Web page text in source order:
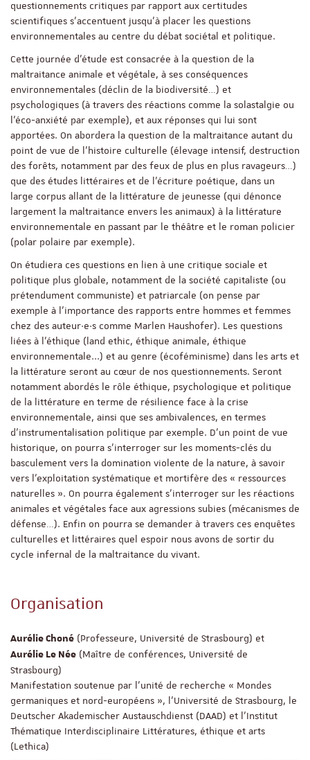
questionnements critiques par rapport aux certitudes
scientifiques s’accentuent jusqu’à placer les questions
environnementales au centre du débat sociétal et politique.
Cette journée d’étude est consacrée à la question de la
maltraitance animale et végétale, à ses conséquences
environnementales (déclin de la biodiversité…) et
psychologiques (à travers des réactions comme la solastalgie ou
l’éco-anxiété par exemple), et aux réponses qui lui sont
apportées. On abordera la question de la maltraitance autant du
point de vue de l’histoire culturelle (élevage intensif, destruction
des forêts, notamment par des feux de plus en plus ravageurs…)
que des études littéraires et de l’écriture poétique, dans un
large corpus allant de la littérature de jeunesse (qui dénonce
largement la maltraitance envers les animaux) à la littérature
environnementale en passant par le théâtre et le roman policier
(polar polaire par exemple).
On étudiera ces questions en lien à une critique sociale et
politique plus globale, notamment de la société capitaliste (ou
prétendument communiste) et patriarcale (on pense par
exemple à l’importance des rapports entre hommes et femmes
chez des auteur·e·s comme Marlen Haushofer). Les questions
liées à l’éthique (land ethic, éthique animale, éthique
environnementale...) et au genre (écoféminisme) dans les arts et
la littérature seront au cœur de nos questionnements. Seront
notamment abordés le rôle éthique, psychologique et politique
de la littérature en terme de résilience face à la crise
environnementale, ainsi que ses ambivalences, en termes
d’instrumentalisation politique par exemple. D’un point de vue
historique, on pourra s’interroger sur les moments-clés du
basculement vers la domination violente de la nature, à savoir
vers l’exploitation systématique et mortifère des « ressources
naturelles ». On pourra également s’interroger sur les réactions
animales et végétales face aux agressions subies (mécanismes de
défense…). Enfin on pourra se demander à travers ces enquêtes
culturelles et littéraires quel espoir nous avons de sortir du
cycle infernal de la maltraitance du vivant.
Organisation
Aurélie Choné (Professeure, Université de Strasbourg) et
Aurélie Le Née (Maître de conférences, Université de
Strasbourg)
Manifestation soutenue par l’unité de recherche « Mondes
germaniques et nord-européens », l’Université de Strasbourg, le
Deutscher Akademischer Austauschdienst (DAAD) et l’Institut
Thématique Interdisciplinaire Littératures, éthique et arts
(Lethica)